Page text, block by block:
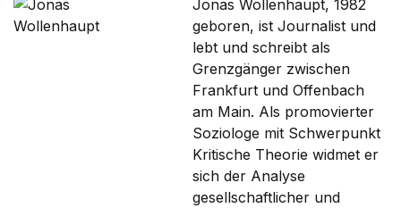
Jonas Wollenhaupt, 1982
geboren, ist Journalist und
lebt und schreibt als
Grenzgänger zwischen
Frankfurt und Offenbach
am Main. Als promovierter
Soziologe mit Schwerpunkt
Kritische Theorie widmet er
sich der Analyse
gesellschaftlicher und